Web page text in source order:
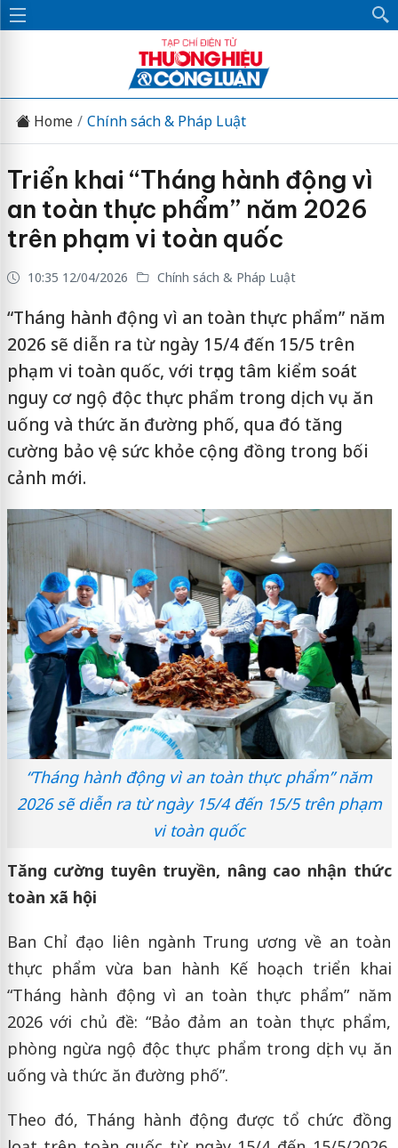
Home Chính sách & Pháp Luật
Triển khai “Tháng hành động vì
an toàn thực phẩm” năm 2026
trên phạm vi toàn quốc
10:35 12/04/2026 Chính sách & Pháp Luật
“Tháng hành động vì an toàn thực phẩm” năm
2026 sẽ diễn ra từ ngày 15/4 đến 15/5 trên
phạm vi toàn quốc, với trọng tâm kiểm soát
nguy cơ ngộ độc thực phẩm trong dịch vụ ăn
uống và thức ăn đường phố, qua đó tăng
cường bảo vệ sức khỏe cộng đồng trong bối
cảnh mới.
“Tháng hành động vì an toàn thực phẩm” năm
2026 sẽ diễn ra từ ngày 15/4 đến 15/5 trên phạm
vi toàn quốc
Tăng cường tuyên truyền, nâng cao nhận thức
toàn xã hội
Ban Chỉ đạo liên ngành Trung ương về an toàn
thực phẩm vừa ban hành Kế hoạch triển khai
“Tháng hành động vì an toàn thực phẩm” năm
2026 với chủ đề: “Bảo đảm an toàn thực phẩm,
phòng ngừa ngộ độc thực phẩm trong dịch vụ ăn
uống và thức ăn đường phố”.
Theo đó, Tháng hành động được tổ chức đồng